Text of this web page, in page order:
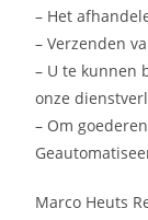
– Het
– Verzenden
– U te kunnen
onze
– Om
Marco Heuts